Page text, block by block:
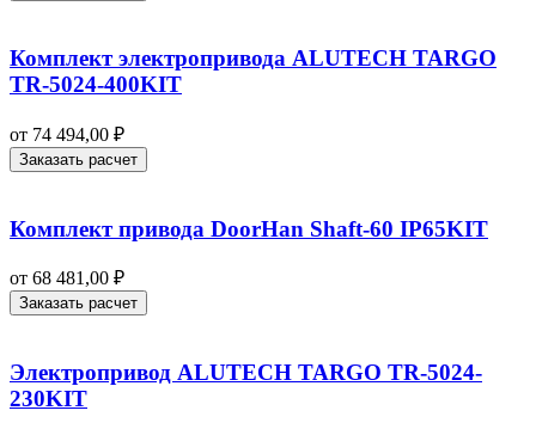
Комплект электропривода ALUTECH TARGO
TR-5024-400KIT
от 74 494,00 ₽
Заказать расчет
Комплект привода DoorHan Shaft-60 IP65KIT
от 68 481,00 ₽
Заказать расчет
Электропривод ALUTECH TARGO TR-5024-
230KIT